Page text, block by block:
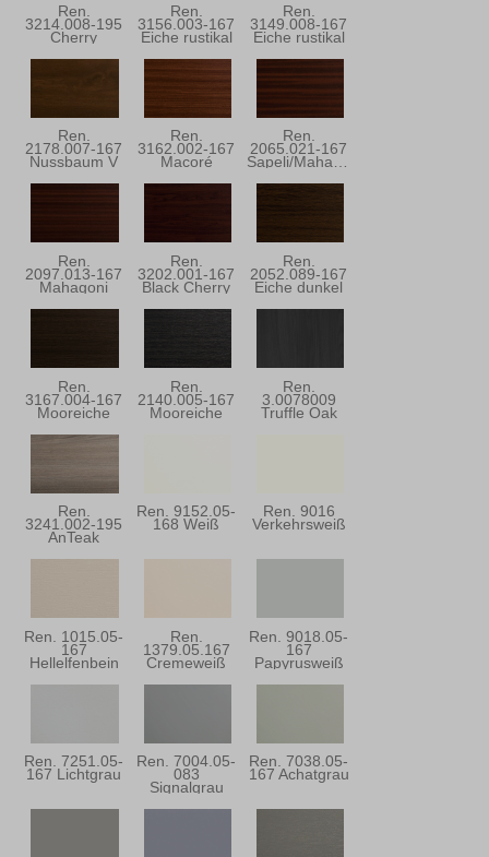
Ren.
3214.008-195
Cherry
Ren.
3156.003-167
Eiche rustikal
Ren.
3149.008-167
Eiche rustikal
Ren.
2178.007-167
Nussbaum V
Ren.
3162.002-167
Macoré
Ren.
2065.021-167
Sapeli/Mahagoni
Ren.
2097.013-167
Mahagoni
Ren.
3202.001-167
Black Cherry
Ren.
2052.089-167
Eiche dunkel
Ren.
3167.004-167
Mooreiche
Ren.
2140.005-167
Mooreiche
Ren.
3.0078009
Truffle Oak
Ren.
3241.002-195
AnTeak
Ren. 9152.05-
168 Weiß
Ren. 9016
Verkehrsweiß
Ren. 1015.05-
167
Hellelfenbein
Ren.
1379.05.167
Cremeweiß
Ren. 9018.05-
167
Papyrusweiß
Ren. 7251.05-
167 Lichtgrau
Ren. 7004.05-
083
Signalgrau
Ren. 7038.05-
167 Achatgrau